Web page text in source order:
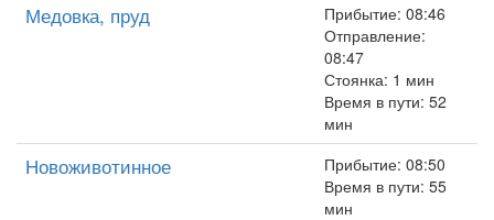
Медовка, пруд
Прибытие: 08:46
Отправление:
08:47
Стоянка: 1 мин
Время в пути: 52
мин
Новоживотинное
Прибытие: 08:50
Время в пути: 55
мин